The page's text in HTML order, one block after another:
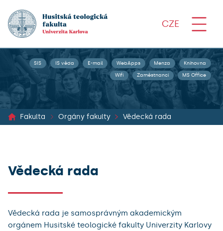
CZE
SIS IS věda E-mail WebApps Menza Knihovna
Wifi Zaměstnanci MS Office
Fakulta Orgány fakulty Vědecká rada
Vědecká rada
Vědecká rada je samosprávným akademickým
orgánem Husitské teologické fakulty Univerzity Karlovy